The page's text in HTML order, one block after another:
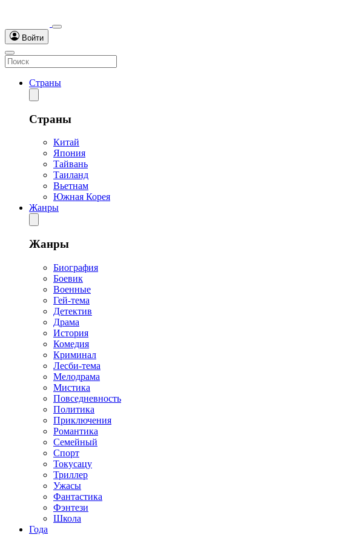
Войти
Страны
Страны
Китай
Япония
Тайвань
Таиланд
Вьетнам
Южная Корея
Жанры
Жанры
Биография
Боевик
Военные
Гей-тема
Детектив
Драма
История
Комедия
Криминал
Лесби-тема
Мелодрама
Мистика
Повседневность
Политика
Приключения
Романтика
Семейный
Спорт
Токусацу
Триллер
Ужасы
Фантастика
Фэнтези
Школа
Года